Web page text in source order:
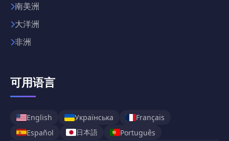
南美洲
大洋洲
非洲
可用语言
English Українська
Français
Español
日本語 Português